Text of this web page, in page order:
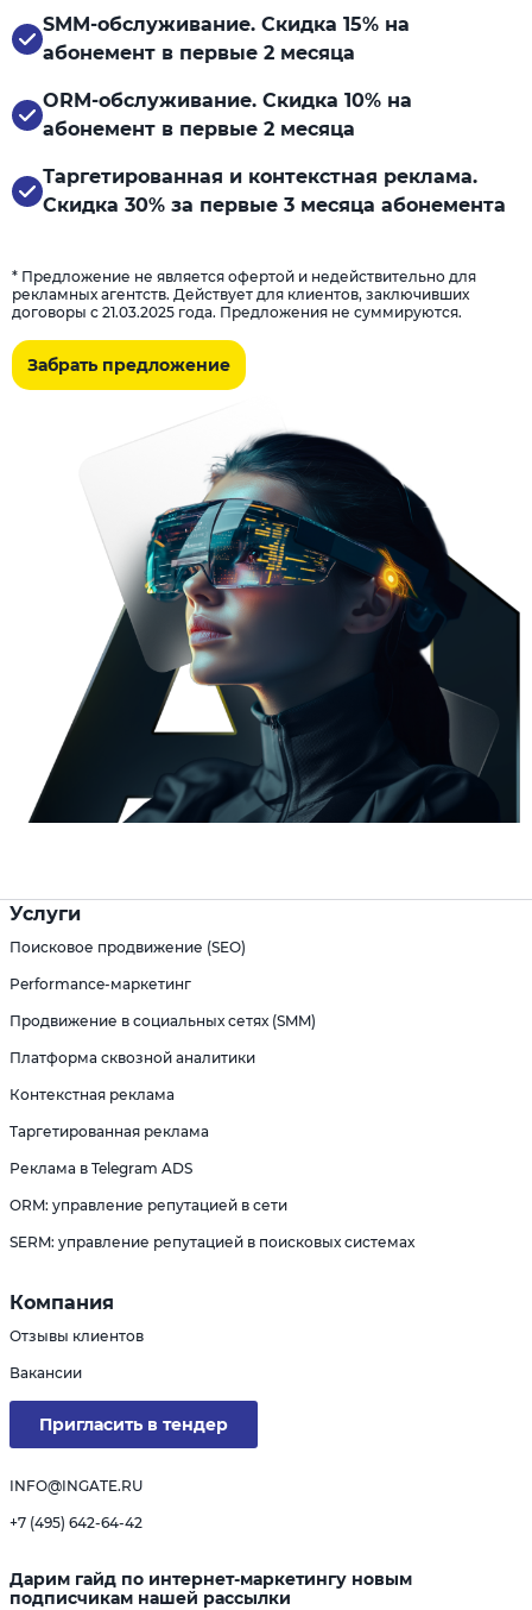
SMM-обслуживание. Скидка 15% на
абонемент в первые 2 месяца
ORM-обслуживание. Скидка 10% на
абонемент в первые 2 месяца
Таргетированная и контекстная реклама.
Скидка 30% за первые 3 месяца абонемента
* Предложение не является офертой и недействительно для
рекламных агентств. Действует для клиентов, заключивших
договоры с 21.03.2025 года. Предложения не суммируются.
Забрать предложение
Услуги
Поисковое продвижение (SEO)
Performance-маркетинг
Продвижение в социальных сетях (SMM)
Платформа сквозной аналитики
Контекстная реклама
Таргетированная реклама
Реклама в Telegram ADS
ORM: управление репутацией в сети
SERM: управление репутацией в поисковых системах
Компания
Отзывы клиентов
Вакансии
Пригласить в тендер
INFO@INGATE.RU
+7 (495) 642-64-42
Дарим гайд по интернет-маркетингу новым
подписчикам нашей рассылки